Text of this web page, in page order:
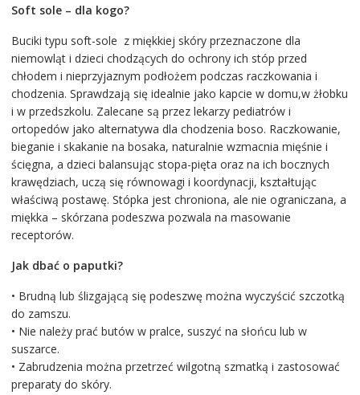
Soft sole – dla kogo?
Buciki typu soft-sole z miękkiej skóry przeznaczone dla
niemowląt i dzieci chodzących do ochrony ich stóp przed
chłodem i nieprzyjaznym podłożem podczas raczkowania i
chodzenia. Sprawdzają się idealnie jako kapcie w domu,w żłobku
i w przedszkolu. Zalecane są przez lekarzy pediatrów i
ortopedów jako alternatywa dla chodzenia boso. Raczkowanie,
bieganie i skakanie na bosaka, naturalnie wzmacnia mięśnie i
ścięgna, a dzieci balansując stopa-pięta oraz na ich bocznych
krawędziach, uczą się równowagi i koordynacji, kształtując
właściwą postawę. Stópka jest chroniona, ale nie ograniczana, a
miękka – skórzana podeszwa pozwala na masowanie
receptorów.
Jak dbać o paputki?
• Brudną lub ślizgającą się podeszwę można wyczyścić szczotką
do zamszu.
• Nie należy prać butów w pralce, suszyć na słońcu lub w
suszarce.
• Zabrudzenia można przetrzeć wilgotną szmatką i zastosować
preparaty do skóry.